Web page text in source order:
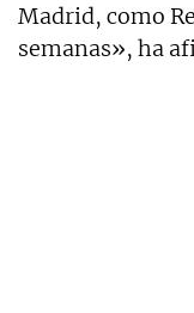
Madrid, como
semanas», ha